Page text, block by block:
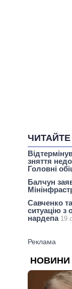
зняття
Головні
Балчун
Савченко
ситуацію з
нардепа 19